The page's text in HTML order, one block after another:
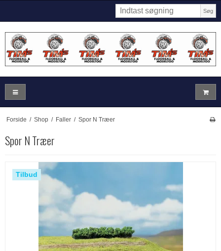
Søg
Forside / Shop / Faller / Spor N Træer
Spor N Træer
Tilbud